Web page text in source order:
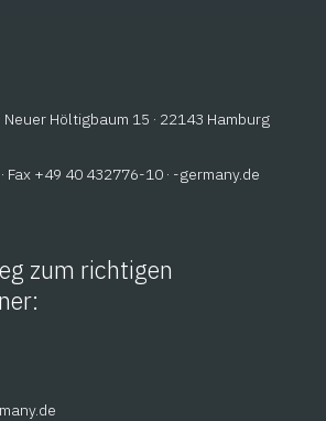
Neuer Höltigbaum 15 · 22143 Hamburg
Fax +49 40 432776-10 · ed.ynamreg-
zum richtigen
eda